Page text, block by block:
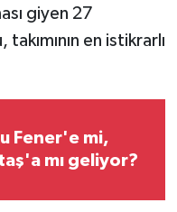
giyen 27
en istikrarlı
Fener'e mi,
mı geliyor?